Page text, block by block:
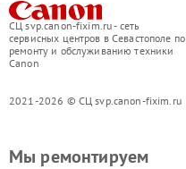
СЦ svp.canon-fixim.ru - сеть
сервисных центров в Севастополе по
ремонту и обслуживанию техники
Canon
2021-2026 © СЦ svp.canon-fixim.ru
Мы ремонтируем